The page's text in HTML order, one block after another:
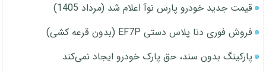
قیمت جدید خودرو پارس نوآ اعلام شد (مرداد 1405)
فروش فوری دنا پلاس دستی EF7P (بدون قرعه کشی)
پارکینگ بدون سند، حق پارک خودرو ایجاد نمی‌کند